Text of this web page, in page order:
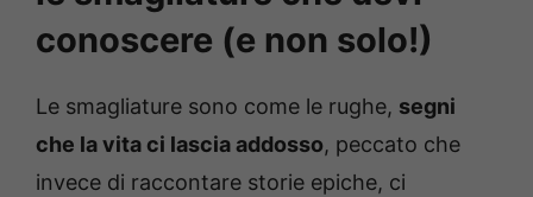
conoscere (e non solo!)
Le smagliature sono come le rughe, segni
che la vita ci lascia addosso, peccato che
invece di raccontare storie epiche, ci